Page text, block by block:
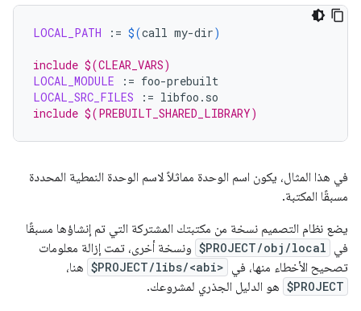
LOCAL_PATH := $(call my-dir)
include $(CLEAR_VARS)
LOCAL_MODULE
:=
LOCAL_SRC_FILES
:=
include $(PREBUILT_SHARED_LIBRARY)
في هذا المثال، يكون اسم الوحدة مماثلاً لاسم الوحدة النمطية المحددة
مسبقًا المكتبة.
يضع نظام التصميم نسخة من مكتبتك المشتركة التي تم إنشاؤها مسبقًا
في $PROJECT/obj/local ونسخة أخرى، تمت إزالة معلومات
تصحيح الأخطاء منها، في $PROJECT/libs/<abi> هنا،
$PROJECT هو الدليل الجذري لمشروعك.